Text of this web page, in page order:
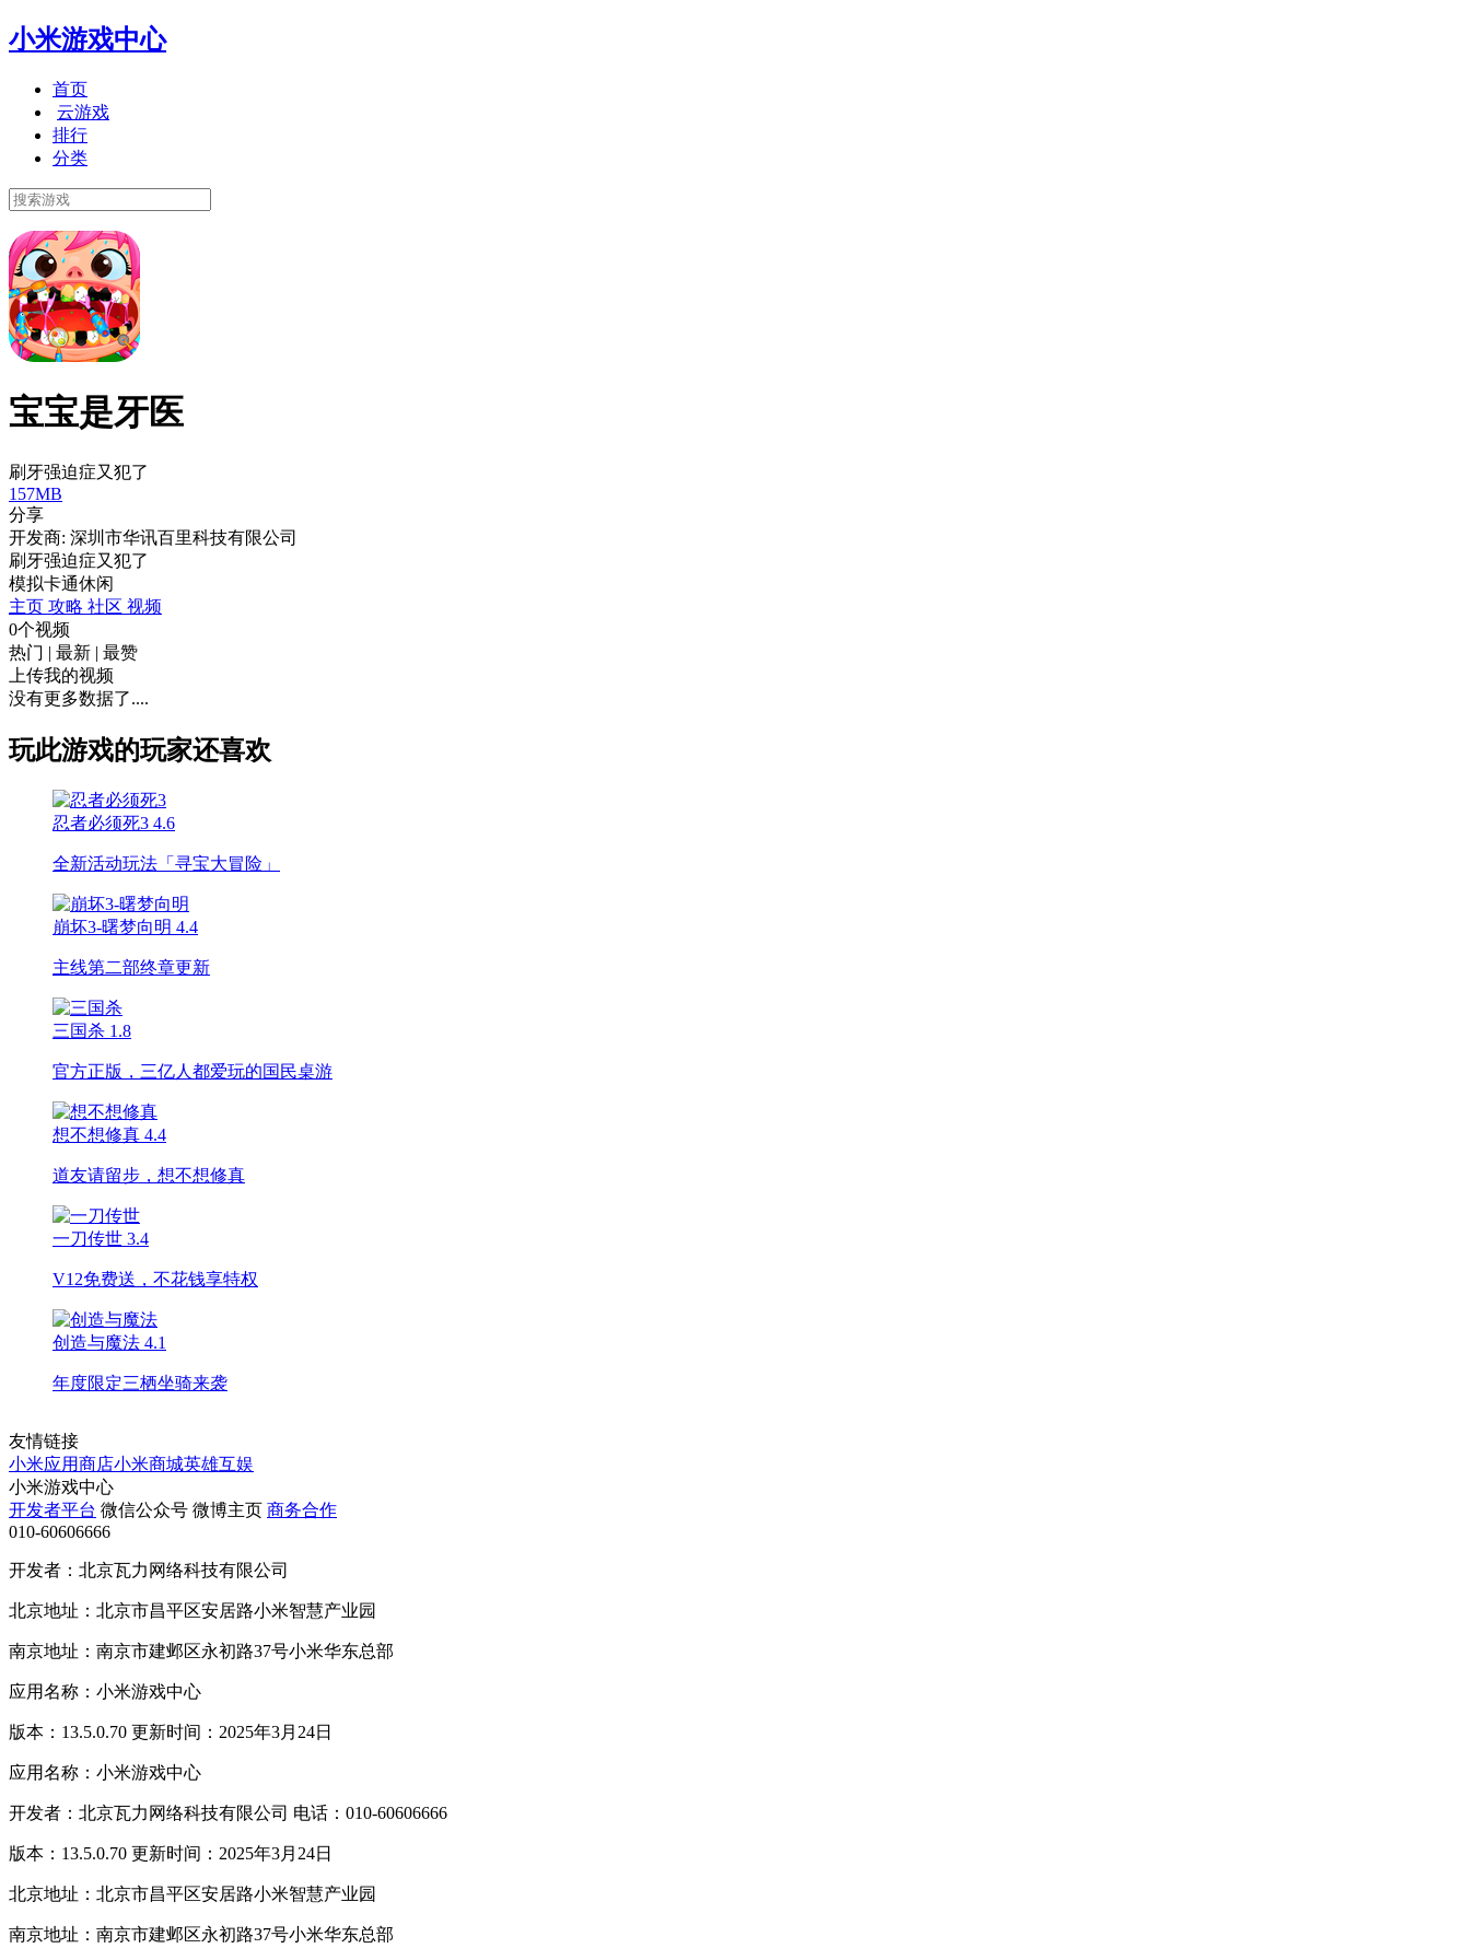
小米游戏中心
首页
云游戏
排行
分类
宝宝是牙医
刷牙强迫症又犯了
157MB
分享
开发商: 深圳市华讯百里科技有限公司
刷牙强迫症又犯了
模拟卡通休闲
主页 攻略 社区 视频
0个视频
热门 | 最新 | 最赞
上传我的视频
没有更多数据了....
玩此游戏的玩家还喜欢
忍者必须死3 4.6
全新活动玩法「寻宝大冒险」
崩坏3-曙梦向明 4.4
主线第二部终章更新
三国杀 1.8
官方正版，三亿人都爱玩的国民桌游
想不想修真 4.4
道友请留步，想不想修真
一刀传世 3.4
V12免费送，不花钱享特权
创造与魔法 4.1
年度限定三栖坐骑来袭
友情链接
小米应用商店小米商城英雄互娱
小米游戏中心
开发者平台 微信公众号 微博主页 商务合作
010-60606666
开发者：北京瓦力网络科技有限公司
北京地址：北京市昌平区安居路小米智慧产业园
南京地址：南京市建邺区永初路37号小米华东总部
应用名称：小米游戏中心
版本：13.5.0.70 更新时间：2025年3月24日
应用名称：小米游戏中心
开发者：北京瓦力网络科技有限公司 电话：010-60606666
版本：13.5.0.70 更新时间：2025年3月24日
北京地址：北京市昌平区安居路小米智慧产业园
南京地址：南京市建邺区永初路37号小米华东总部